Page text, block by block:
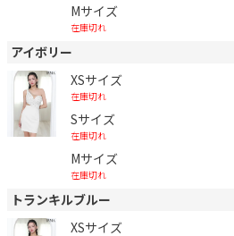
Mサイズ
在庫切れ
アイボリー
XSサイズ
在庫切れ
Sサイズ
在庫切れ
Mサイズ
在庫切れ
トランキルブルー
XSサイズ